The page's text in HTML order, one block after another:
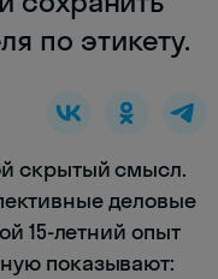
по этикету.
скрытый смысл.
деловые
15-летний опыт
показывают: